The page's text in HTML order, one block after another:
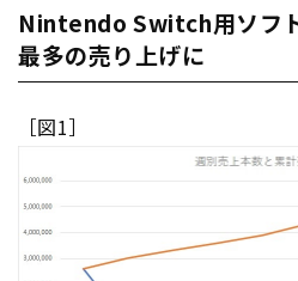
Nintendo Switch用ソフ
最多の売り上げに
［図1］